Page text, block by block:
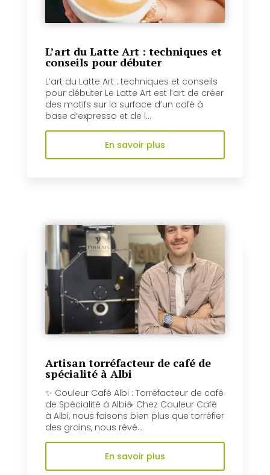
L’art du Latte Art : techniques et
conseils pour débuter
L’art du Latte Art : techniques et conseils
pour débuter Le Latte Art est l’art de créer
des motifs sur la surface d’un café à
base d’expresso et de l...
En savoir plus
Artisan torréfacteur de café de
spécialité à Albi
✨ Couleur Café Albi : Torréfacteur de café
de Spécialité à Albi☕️ Chez Couleur Café
à Albi, nous faisons bien plus que torréfier
des grains, nous révé...
En savoir plus